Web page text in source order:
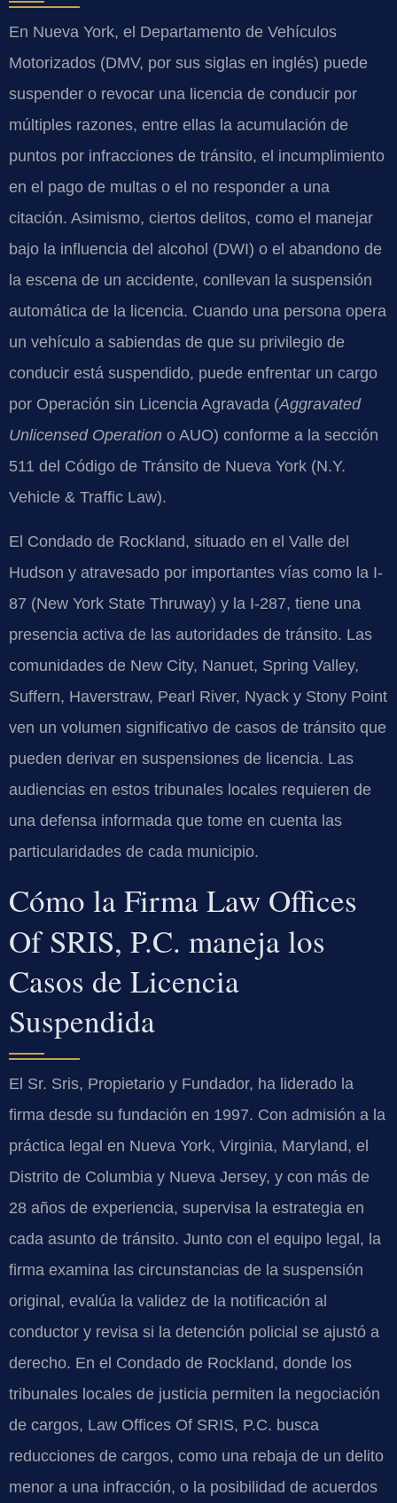
En Nueva York, el Departamento de Vehículos
Motorizados (DMV, por sus siglas en inglés) puede
suspender o revocar una licencia de conducir por
múltiples razones, entre ellas la acumulación de
puntos por infracciones de tránsito, el incumplimiento
en el pago de multas o el no responder a una
citación. Asimismo, ciertos delitos, como el manejar
bajo la influencia del alcohol (DWI) o el abandono de
la escena de un accidente, conllevan la suspensión
automática de la licencia. Cuando una persona opera
un vehículo a sabiendas de que su privilegio de
conducir está suspendido, puede enfrentar un cargo
por Operación sin Licencia Agravada (Aggravated
Unlicensed Operation o AUO) conforme a la sección
511 del Código de Tránsito de Nueva York (N.Y.
Vehicle & Traffic Law).
El Condado de Rockland, situado en el Valle del
Hudson y atravesado por importantes vías como la I-
87 (New York State Thruway) y la I-287, tiene una
presencia activa de las autoridades de tránsito. Las
comunidades de New City, Nanuet, Spring Valley,
Suffern, Haverstraw, Pearl River, Nyack y Stony Point
ven un volumen significativo de casos de tránsito que
pueden derivar en suspensiones de licencia. Las
audiencias en estos tribunales locales requieren de
una defensa informada que tome en cuenta las
particularidades de cada municipio.
Cómo la Firma Law Offices
Of SRIS, P.C. maneja los
Casos de Licencia
Suspendida
El Sr. Sris, Propietario y Fundador, ha liderado la
firma desde su fundación en 1997. Con admisión a la
práctica legal en Nueva York, Virginia, Maryland, el
Distrito de Columbia y Nueva Jersey, y con más de
28 años de experiencia, supervisa la estrategia en
cada asunto de tránsito. Junto con el equipo legal, la
firma examina las circunstancias de la suspensión
original, evalúa la validez de la notificación al
conductor y revisa si la detención policial se ajustó a
derecho. En el Condado de Rockland, donde los
tribunales locales de justicia permiten la negociación
de cargos, Law Offices Of SRIS, P.C. busca
reducciones de cargos, como una rebaja de un delito
menor a una infracción, o la posibilidad de acuerdos